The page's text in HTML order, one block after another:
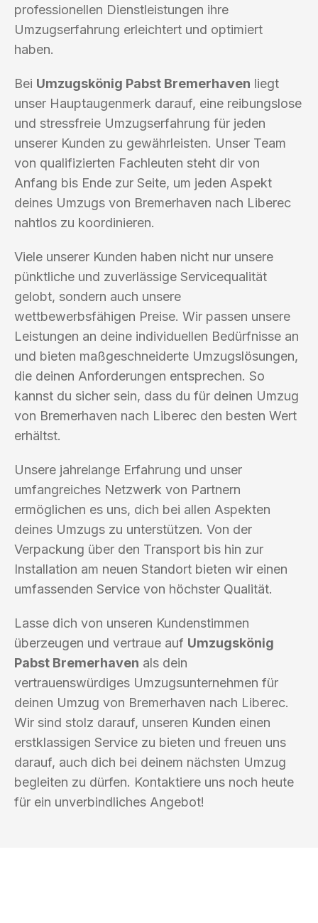
professionellen Dienstleistungen ihre
Umzugserfahrung erleichtert und optimiert
haben.
Bei Umzugskönig Pabst Bremerhaven liegt
unser Hauptaugenmerk darauf, eine reibungslose
und stressfreie Umzugserfahrung für jeden
unserer Kunden zu gewährleisten. Unser Team
von qualifizierten Fachleuten steht dir von
Anfang bis Ende zur Seite, um jeden Aspekt
deines Umzugs von Bremerhaven nach Liberec
nahtlos zu koordinieren.
Viele unserer Kunden haben nicht nur unsere
pünktliche und zuverlässige Servicequalität
gelobt, sondern auch unsere
wettbewerbsfähigen Preise. Wir passen unsere
Leistungen an deine individuellen Bedürfnisse an
und bieten maßgeschneiderte Umzugslösungen,
die deinen Anforderungen entsprechen. So
kannst du sicher sein, dass du für deinen Umzug
von Bremerhaven nach Liberec den besten Wert
erhältst.
Unsere jahrelange Erfahrung und unser
umfangreiches Netzwerk von Partnern
ermöglichen es uns, dich bei allen Aspekten
deines Umzugs zu unterstützen. Von der
Verpackung über den Transport bis hin zur
Installation am neuen Standort bieten wir einen
umfassenden Service von höchster Qualität.
Lasse dich von unseren Kundenstimmen
überzeugen und vertraue auf Umzugskönig
Pabst Bremerhaven als dein
vertrauenswürdiges Umzugsunternehmen für
deinen Umzug von Bremerhaven nach Liberec.
Wir sind stolz darauf, unseren Kunden einen
erstklassigen Service zu bieten und freuen uns
darauf, auch dich bei deinem nächsten Umzug
begleiten zu dürfen. Kontaktiere uns noch heute
für ein unverbindliches Angebot!